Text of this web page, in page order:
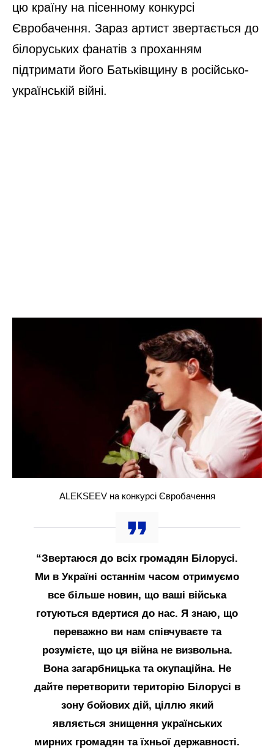
цю країну на пісенному конкурсі
Євробачення. Зараз артист звертається до
білоруських фанатів з проханням
підтримати його Батьківщину в російсько-
українській війні.
ALEKSEEV на конкурсі Євробачення
“Звертаюся до всіх громадян Білорусі.
Ми в Україні останнім часом отримуємо
все більше новин, що ваші війська
готуються вдертися до нас. Я знаю, що
переважно ви нам співчуваєте та
розумієте, що ця війна не визвольна.
Вона загарбницька та окупаційна. Не
дайте перетворити територію Білорусі в
зону бойових дій, ціллю який
являється знищення українських
мирних громадян та їхньої державності.